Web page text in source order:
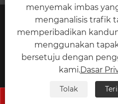
Hak Cipta © 2026
Co., Ltd. Hak
Links Sitemap RSS
menyemak imbas
menganalisis trafik
memperibadikan
menggunakan
bersetuju dengan
kami.Dasar
Tolak